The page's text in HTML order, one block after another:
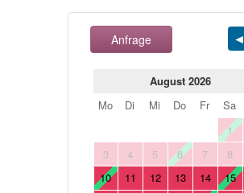
Anfrage
August 2026
Mo
Di Mi Do Fr Sa
1
3
4 5 6 7 8
10
11 12 13 14 15